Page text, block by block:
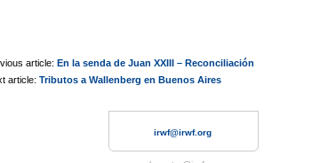
article: En la senda de Juan XXIII – Reconciliación
article: Tributos a Wallenberg en Buenos Aires
irwf@irwf.org